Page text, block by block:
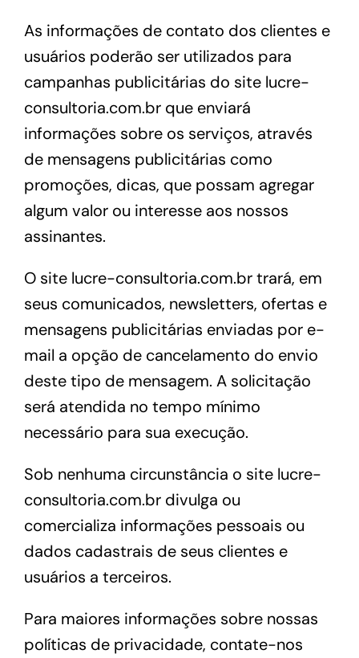
As informações de contato dos clientes e
usuários poderão ser utilizados para
campanhas publicitárias do site lucre-
consultoria.com.br que enviará
informações sobre os serviços, através
de mensagens publicitárias como
promoções, dicas, que possam agregar
algum valor ou interesse aos nossos
assinantes.
O site lucre-consultoria.com.br trará, em
seus comunicados, newsletters, ofertas e
mensagens publicitárias enviadas por e-
mail a opção de cancelamento do envio
deste tipo de mensagem. A solicitação
será atendida no tempo mínimo
necessário para sua execução.
Sob nenhuma circunstância o site lucre-
consultoria.com.br divulga ou
comercializa informações pessoais ou
dados cadastrais de seus clientes e
usuários a terceiros.
Para maiores informações sobre nossas
políticas de privacidade, contate-nos